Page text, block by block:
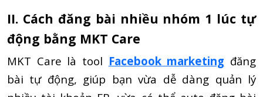
II. Cách đăng bài nhiều nhóm 1 lúc tự
động bằng MKT Care
MKT Care là tool Facebook marketing đăng
bài tự động, giúp bạn vừa dễ dàng quản lý